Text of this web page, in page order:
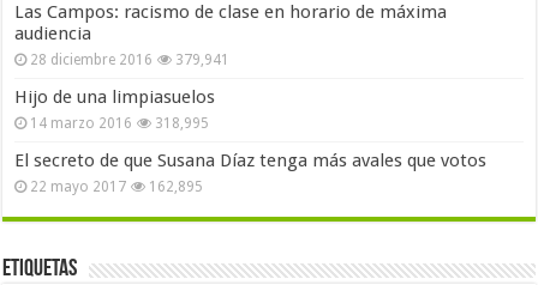
Las Campos: racismo de clase en horario de máxima
audiencia
28 diciembre 2016 379,941
Hijo de una limpiasuelos
14 marzo 2016 318,995
El secreto de que Susana Díaz tenga más avales que votos
22 mayo 2017 162,895
Etiquetas